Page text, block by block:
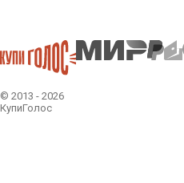
© 2013 - 2026
КупиГолос